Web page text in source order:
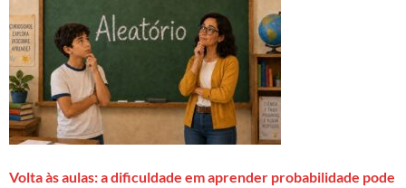
Volta às aulas: a dificuldade em aprender probabilidade pode